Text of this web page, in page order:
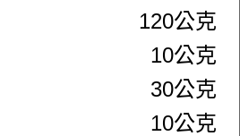
120公克
10公克
30公克
10公克